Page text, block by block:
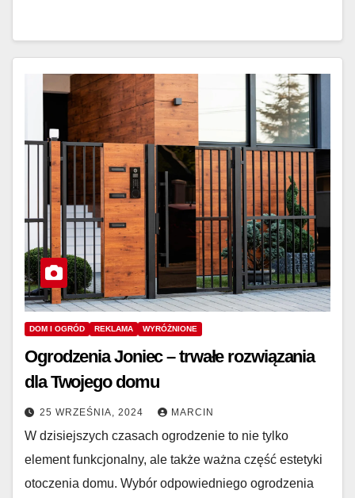
DOM I OGRÓD REKLAMA WYRÓŻNIONE
Ogrodzenia Joniec – trwałe rozwiązania
dla Twojego domu
25 WRZEŚNIA, 2024 MARCIN
W dzisiejszych czasach ogrodzenie to nie tylko
element funkcjonalny, ale także ważna część estetyki
otoczenia domu. Wybór odpowiedniego ogrodzenia